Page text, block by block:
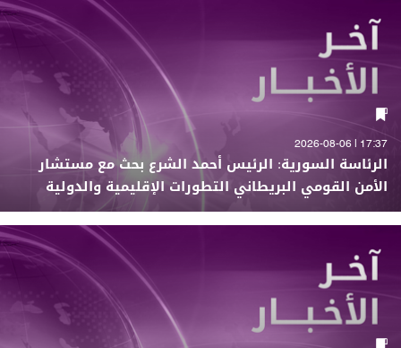
17:37 | 2026-08-06
الرئاسة السورية: الرئيس أحمد الشرع بحث مع مستشار
الأمن القومي البريطاني التطورات الإقليمية والدولية